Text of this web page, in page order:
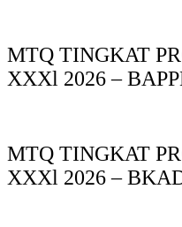
MTQ TINGKAT
XXXl 2026 –
MTQ TINGKAT
XXXl 2026 –